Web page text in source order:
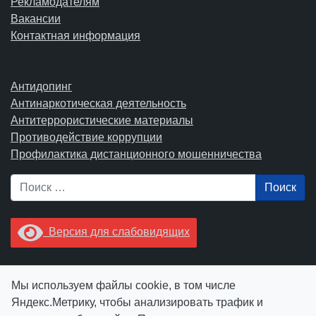
Вакансии
Контактная информация
Антидопинг
Антинаркотическая деятельность
Антитеррористические материалы
Противодействие коррупции
Профилактика дистанционного мошенничества
Поиск
Версия для слабовидящих
Ctrl+Enter.
Мы используем файлы cookie, в том числе
Яндекс.Метрику, чтобы анализировать трафик и